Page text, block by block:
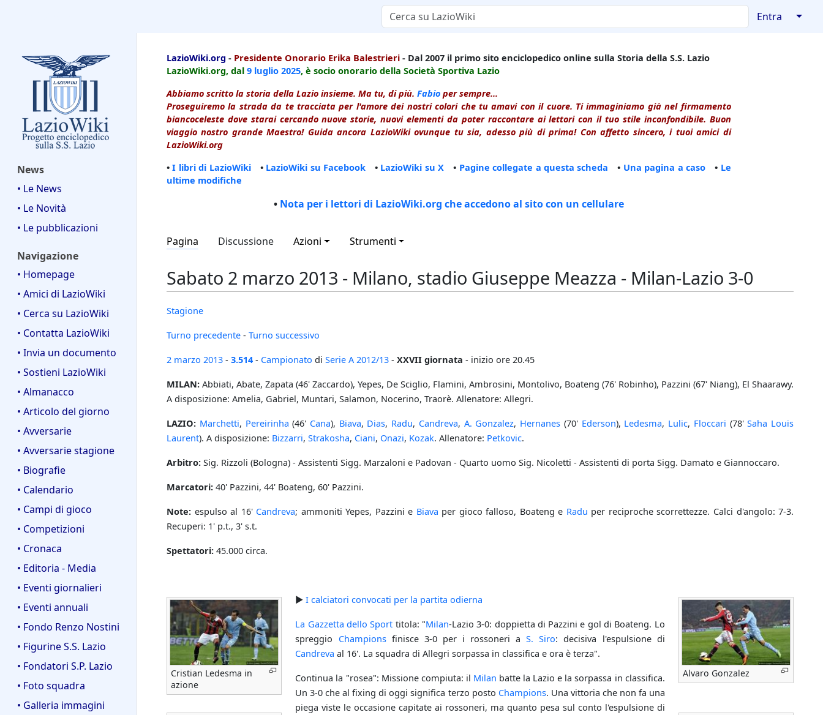
Entra ↓
News
• Le News
• Le Novità
• Le pubblicazioni
Navigazione
• Homepage
• Amici di LazioWiki
• Cerca su LazioWiki
• Contatta LazioWiki
• Invia un documento
• Sostieni LazioWiki
• Almanacco
• Articolo del giorno
• Avversarie
• Avversarie stagione
• Biografie
• Calendario
• Campi di gioco
• Competizioni
• Cronaca
• Editoria - Media
• Eventi giornalieri
• Eventi annuali
• Fondo Renzo Nostini
• Figurine S.S. Lazio
• Fondatori S.P. Lazio
• Foto squadra
• Galleria immagini
LazioWiki.org - Presidente Onorario Erika Balestrieri - Dal 2007 il primo sito enciclopedico online sulla Storia della S.S. Lazio
LazioWiki.org, dal 9 luglio 2025, è socio onorario della Società Sportiva Lazio
Abbiamo scritto la storia della Lazio insieme. Ma tu, di più. Fabio per sempre...
Proseguiremo la strada da te tracciata per l'amore dei nostri colori che tu amavi con il cuore. Ti immaginiamo già nel firmamento
biancoceleste dove starai cercando nuove storie, nuovi elementi da poter raccontare ai lettori con il tuo stile inconfondibile. Buon
viaggio nostro grande Maestro! Guida ancora LazioWiki ovunque tu sia, adesso più di prima! Con affetto sincero, i tuoi amici di
LazioWiki.org
•I libri di LazioWiki• LazioWiki su Facebook • LazioWiki su X • Pagine collegate a questa scheda • Una pagina a caso • Le
ultime modifiche
• Nota per i lettori di LazioWiki.org che accedono al sito con un cellulare
Pagina Discussione Azioni Strumenti
Sabato 2 marzo 2013 - Milano, stadio Giuseppe Meazza - Milan-Lazio 3-0
Stagione
Turno precedente - Turno successivo
2 marzo 2013 - 3.514 - Campionato di Serie A 2012/13 - XXVII giornata - inizio ore 20.45
MILAN: Abbiati, Abate, Zapata (46' Zaccardo), Yepes, De Sciglio, Flamini, Ambrosini, Montolivo, Boateng (76' Robinho), Pazzini (67' Niang), El Shaarawy.
A disposizione: Amelia, Gabriel, Muntari, Salamon, Nocerino, Traorè. Allenatore: Allegri.
LAZIO: Marchetti, Pereirinha (46' Cana), Biava, Dias, Radu, Candreva, A. Gonzalez, Hernanes (70' Ederson), Ledesma, Lulic, Floccari (78'Saha Louis
Laurent). A disposizione: Bizzarri, Strakosha, Ciani, Onazi, Kozak. Allenatore: Petkovic.
Arbitro: Sig. Rizzoli (Bologna) - Assistenti Sigg. Marzaloni e Padovan - Quarto uomo Sig. Nicoletti - Assistenti di porta Sigg. Damato e Giannoccaro.
Marcatori: 40' Pazzini, 44' Boateng, 60' Pazzini.
Note: espulso al 16' Candreva; ammoniti Yepes, Pazzini e Biava per gioco falloso, Boateng e Radu per reciproche scorrettezze. Calci d'angolo: 7-3.
Recuperi: 1' p.t., 3' s.t.
Spettatori: 45.000 circa.
Cristian Ledesma in
azione
Alvaro Gonzalez
►I calciatori convocati per la partita odierna
La Gazzetta dello Sport titola: "Milan-Lazio 3-0: doppietta di Pazzini e gol di Boateng. Lo
spreggio Championsfinisce 3-0 per i rossoneri aS. Siro: decisiva l'espulsione di
Candreva al 16'. La squadra di Allegri sorpassa in classifica e ora è terza".
Continua la "rosea": Missione compiuta: il Milan batte la Lazio e la sorpassa in classifica.
Un 3-0 che al fixing di oggi significa terzo posto Champions. Una vittoria che non fa una
piega viste le occasione capitate ai rossoneri, ma quanto pesa sul conto l'espulsione di